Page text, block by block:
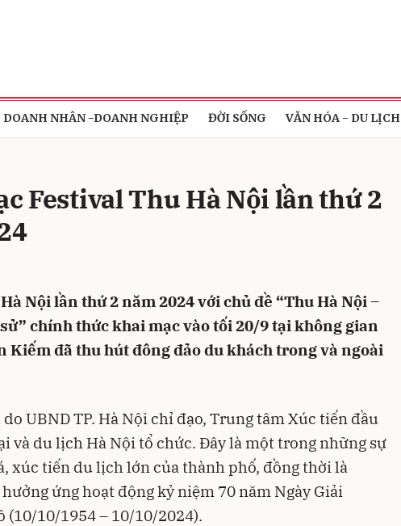
DOANH NHÂN -DOANH NGHIỆP ĐỜI SỐNG VĂN HÓA - DU LỊCH
Festival Thu Hà Nội lần thứ 2
Nội lần thứ 2 năm 2024 với chủ đề “Thu Hà Nội –
chính thức khai mạc vào tối 20/9 tại không gian
Kiếm đã thu hút đông đảo du khách trong và ngoài
UBND TP. Hà Nội chỉ đạo, Trung tâm Xúc tiến đầu
và du lịch Hà Nội tổ chức. Đây là một trong những sự
xúc tiến du lịch lớn của thành phố, đồng thời là
ứng hoạt động kỷ niệm 70 năm Ngày Giải
(10/10/1954 – 10/10/2024).